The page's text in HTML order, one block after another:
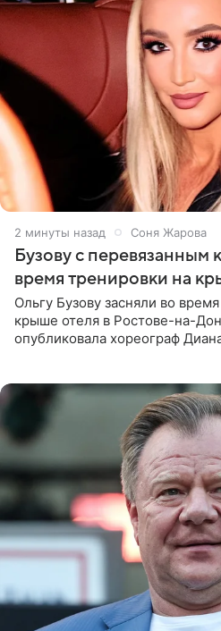
2 минуты назад Соня Жарова
Бузову с перевязанным
время тренировки на
Ольгу Бузову засняли во
крыше отеля в Ростове-на-
опубликовала хореограф